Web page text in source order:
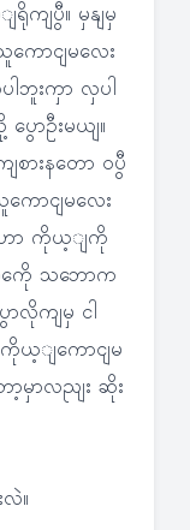
ရိုကျပွီ။ မှနျမှ
ကောငျမလေး
ပါဘူးကှာ လှပါ
ောဦးမယျ။
ားနတော ဝပွီ
ကောငျမလေး
ဟော ကိုယ့ျကို
ကေို သဘောက
လိုကျမှ ငါ
ယ့ျကောငျမ
ာလညျး ဆိုး
။